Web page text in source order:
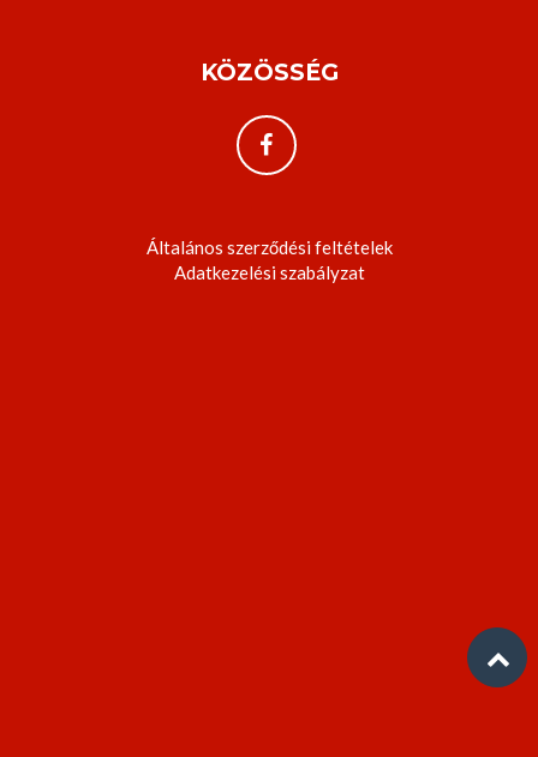
KÖZÖSSÉG
Általános szerződési feltételek
Adatkezelési szabályzat